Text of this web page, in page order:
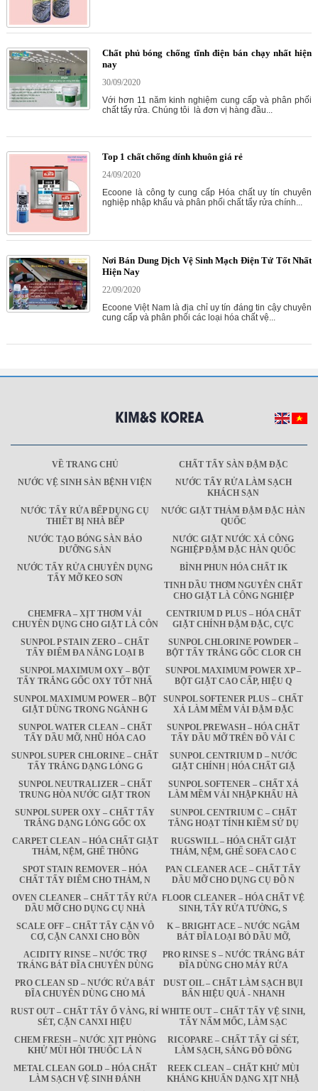
Chất phủ bóng chống tĩnh điện bán chạy nhất hiện
nay
30/09/2020
Với hơn 11 năm kinh nghiệm cung cấp và phân phối
chất tẩy rửa. Chúng tôi là đơn vị hàng đầu...
Top 1 chất chống dính khuôn giá rẻ
24/09/2020
Ecoone là công ty cung cấp Hóa chất uy tín chuyên
nghiệp nhập khẩu và phân phối chất tẩy rửa chính...
Nơi Bán Dung Dịch Vệ Sinh Mạch Điện Tử Tốt Nhất
Hiện Nay
22/09/2020
Ecoone Việt Nam là địa chỉ uy tín đáng tin cậy chuyên
cung cấp và phân phối các loại hóa chất vệ...
VỀ TRANG CHỦ
CHẤT TẨY SÀN ĐẬM ĐẶC
NƯỚC VỆ SINH SÀN BỆNH VIỆN
NƯỚC TẨY RỬA LÀM SẠCH
KHÁCH SẠN
NƯỚC TẨY RỬA BẾP DỤNG CỤ
THIẾT BỊ NHÀ BẾP
NƯỚC GIẶT THẢM ĐẬM ĐẶC HÀN
QUỐC
NƯỚC TẠO BÓNG SÀN BẢO
DƯỠNG SÀN
NƯỚC GIẶT NƯỚC XẢ CÔNG
NGHIỆP ĐẬM ĐẶC HÀN QUỐC
NƯỚC TẨY RỬA CHUYÊN DỤNG
TẨY MỠ KEO SƠN
BÌNH PHUN HÓA CHẤT IK
TINH DẦU THƠM NGUYÊN CHẤT
CHO GIẶT LÀ CÔNG NGHIỆP
CHEMFRA – XỊT THƠM VẢI
CHUYÊN DỤNG CHO GIẶT LÀ CÔN
CENTRIUM D PLUS – HÓA CHẤT
GIẶT CHÍNH ĐẬM ĐẶC, CỰC
SUNPOL P STAIN ZERO – CHẤT
TẨY ĐIỂM ĐA NĂNG LOẠI B
SUNPOL CHLORINE POWDER –
BỘT TẨY TRẮNG GỐC CLOR CH
SUNPOL MAXIMUM OXY – BỘT
TẨY TRẮNG GỐC OXY TỐT NHẤ
SUNPOL MAXIMUM POWER XP –
BỘT GIẶT CAO CẤP, HIỆU Q
SUNPOL MAXIMUM POWER – BỘT
GIẶT DÙNG TRONG NGÀNH G
SUNPOL SOFTENER PLUS – CHẤT
XẢ LÀM MỀM VẢI ĐẬM ĐẶC
SUNPOL WATER CLEAN – CHẤT
TẨY DẦU MỠ, NHŨ HÓA CAO
SUNPOL PREWASH – HÓA CHẤT
TẨY DẦU MỠ TRÊN ĐỒ VẢI C
SUNPOL SUPER CHLORINE – CHẤT
TẨY TRẮNG DẠNG LỎNG G
SUNPOL CENTRIUM D – NƯỚC
GIẶT CHÍNH | HÓA CHẤT GIẶ
SUNPOL NEUTRALIZER – CHẤT
TRUNG HÒA NƯỚC GIẶT TRON
SUNPOL SOFTENER – CHẤT XẢ
LÀM MỀM VẢI NHẬP KHẨU HÀ
SUNPOL SUPER OXY – CHẤT TẨY
TRẮNG DẠNG LỎNG GỐC OX
SUNPOL CENTRIUM C – CHẤT
TĂNG HOẠT TÍNH KIỀM SỬ DỤ
CARPET CLEAN – HÓA CHẤT GIẶT
THẢM, NỆM, GHẾ THÔNG
RUGSWILL – HÓA CHẤT GIẶT
THẢM, NỆM, GHẾ SOFA CAO C
SPOT STAIN REMOVER – HÓA
CHẤT TẨY ĐIỂM CHO THẢM, N
PAN CLEANER ACE – CHẤT TẨY
DẦU MỠ CHO DỤNG CỤ ĐỒ N
OVEN CLEANER – CHẤT TẨY RỬA
DẦU MỠ CHO DỤNG CỤ NHÀ
FLOOR CLEANER – HÓA CHẤT VỆ
SINH, TẨY RỬA TƯỜNG, S
SCALE OFF – CHẤT TẨY CẶN VÔ
CƠ, CẶN CANXI CHO BỒN
K – BRIGHT ACE – NƯỚC NGÂM
BÁT ĐĨA LOẠI BỎ DẦU MỠ,
ACIDITY RINSE – NƯỚC TRỢ
TRÁNG BÁT ĐĨA CHUYÊN DÙNG
PRO RINSE S – NƯỚC TRÁNG BÁT
ĐĨA DÙNG CHO MÁY RỬA
PRO CLEAN SD – NƯỚC RỬA BÁT
ĐĨA CHUYÊN DÙNG CHO MÁ
DUST OIL – CHẤT LÀM SẠCH BỤI
BẨN HIỆU QUẢ - NHANH
RUST OUT – CHẤT TẨY Ố VÀNG, RỈ
SÉT, CẶN CANXI HIỆU
WHITE OUT – CHẤT TẨY VỆ SINH,
TẨY NẤM MỐC, LÀM SẠC
CHEM FRESH – NƯỚC XỊT PHÒNG
KHỬ MÙI HÔI THUỐC LÁ N
RICOPARE – CHẤT TẨY GỈ SÉT,
LÀM SẠCH, SÁNG ĐỒ ĐỒNG
METAL CLEAN GOLD – HÓA CHẤT
LÀM SẠCH VỆ SINH ĐÁNH
REEK CLEAN – CHẤT KHỬ MÙI
KHÁNG KHUẨN DẠNG XỊT NHẬ